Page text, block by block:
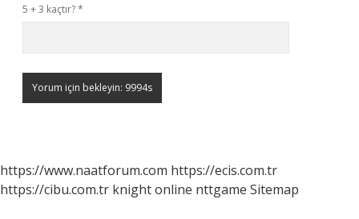
5 + 3 kaçtır?*
https://www.naatforum.com https://ecis.com.tr
https://cibu.com.tr knight online nttgame Sitemap